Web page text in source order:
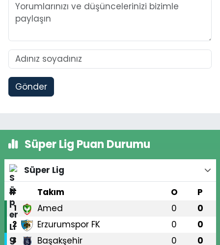
Gönder
Süper Lig Puan Durumu
Süper Lig
#
Takım O P
1 Amed 0 0
2 Erzurumspor FK 0 0
3 Başakşehir 0 0